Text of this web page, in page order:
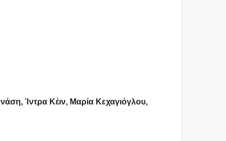
Ίντρα Κέιν, Μαρία Κεχαγιόγλου,